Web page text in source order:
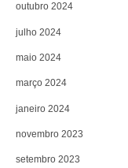
outubro 2024
julho 2024
maio 2024
março 2024
janeiro 2024
novembro 2023
setembro 2023